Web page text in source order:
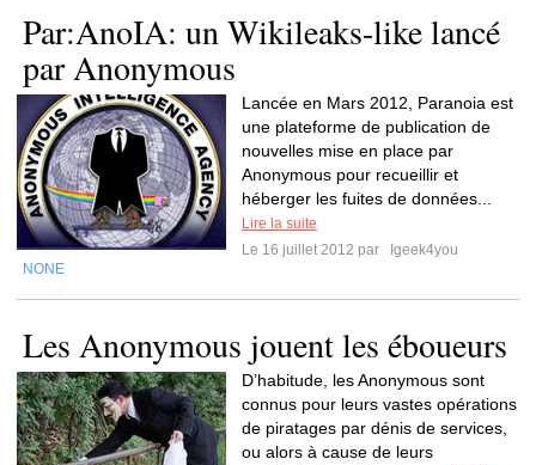
Par:AnoIA: un Wikileaks-like lancé
par Anonymous
Lancée en Mars 2012, Paranoia est
une plateforme de publication de
nouvelles mise en place par
Anonymous pour recueillir et
héberger les fuites de données...
Lire la suite
Le 16 juillet 2012 par
Igeek4you
NONE
Les Anonymous jouent les éboueurs
D’habitude, les Anonymous sont
connus pour leurs vastes opérations
de piratages par dénis de services,
ou alors à cause de leurs